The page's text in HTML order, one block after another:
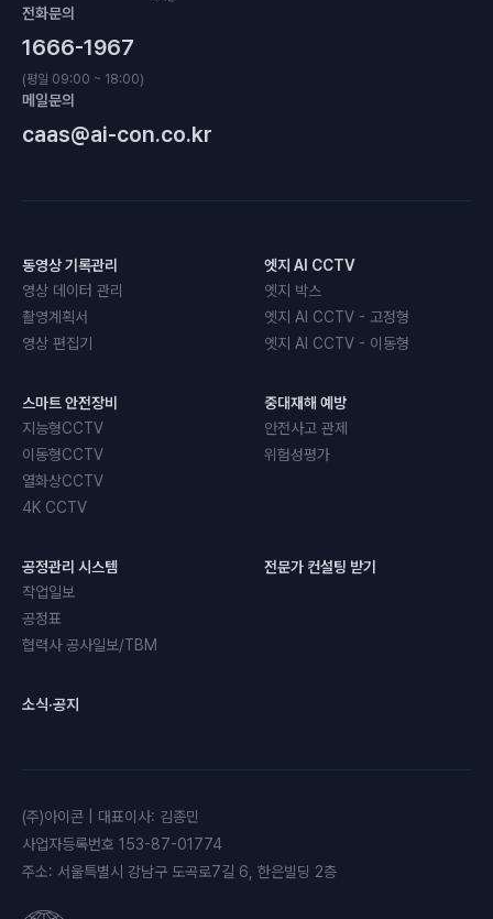
전화문의
1666-1967
(평일 09:00 ~ 18:00)
메일문의
caas@ai-con.co.kr
동영상 기록관리
영상 데이터 관리
촬영계획서
영상 편집기
엣지 AI CCTV
엣지 박스
엣지 AI CCTV - 고정형
엣지 AI CCTV - 이동형
스마트 안전장비
지능형CCTV
이동형CCTV
열화상CCTV
4K CCTV
중대재해 예방
안전사고 관제
위험성평가
공정관리 시스템
작업일보
공정표
협력사 공사일보/TBM
전문가 컨설팅 받기
소식·공지
(주)아이콘 대표이사: 김종민
사업자등록번호 153-87-01774
주소: 서울특별시 강남구 도곡로7길 6, 한은빌딩 2층